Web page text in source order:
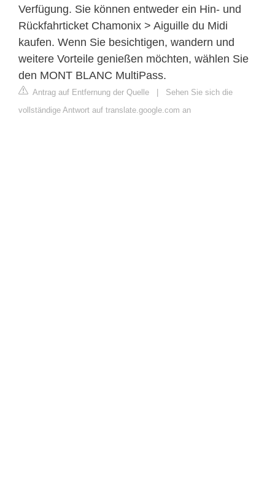
Verfügung. Sie können entweder ein Hin- und
Rückfahrticket Chamonix > Aiguille du Midi
kaufen. Wenn Sie besichtigen, wandern und
weitere Vorteile genießen möchten, wählen Sie
den MONT BLANC MultiPass.
Antrag auf Entfernung der Quelle | Sehen Sie sich die
vollständige Antwort auf translate.google.com an